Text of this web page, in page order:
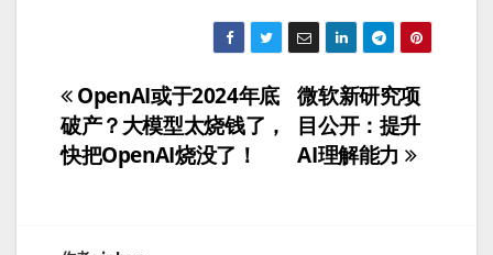
文
章
航
微软新研究项
目公开：提升
AI理解能力
OpenAI或于2024年底
破产？大模型太烧钱了，
快把OpenAI烧没了！